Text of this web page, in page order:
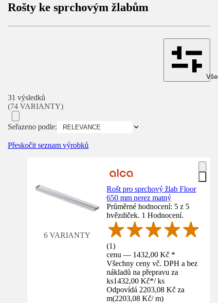
Rošty ke sprchovým žlabům
31 výsledků
(74 VARIANTY)
Seřazeno podle:
Přeskočit seznam výrobků
6 VARIANTY
Rošt pro sprchový žlab Floor
650 mm nerez matný
Průměrné hodnocení: 5 z 5
hvězdiček. 1 Hodnocení.
(1)
cenu — 1432,00 Kč *
Všechny ceny vč. DPH a bez
nákladů na přepravu za
ks1432,00 Kč*/ ks
Odpovídá 2203,08 Kč za
m(2203,08 Kč/ m)